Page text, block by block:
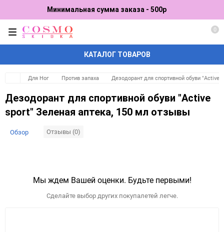
Минимальная сумма заказа - 500р
КАТАЛОГ ТОВАРОВ
0
Для Ног Против запаха Дезодорант для спортивной обуви "Active
Дезодорант для спортивной обуви "Active
sport" Зеленая аптека, 150 мл отзывы
Обзор Отзывы (0)
Мы ждем Вашей оценки. Будьте первыми!
Сделайте выбор других покупалетей легче.